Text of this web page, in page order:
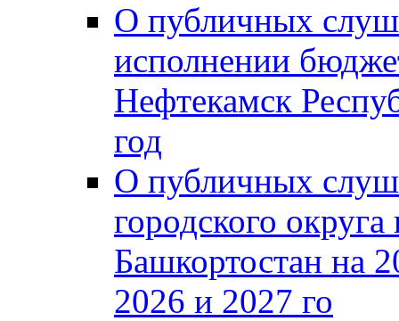
О публичных
исполнении
Нефтекамск
год
О публичных
городского
Башкортостан на
2026 и 2027 го